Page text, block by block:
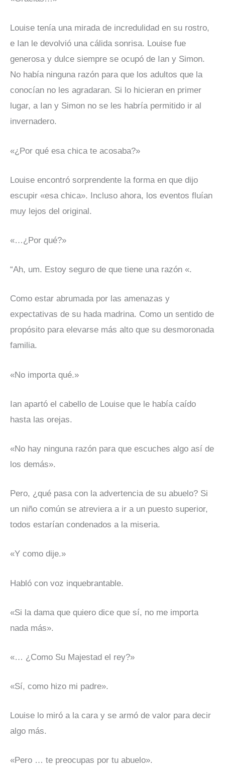
Louise tenía una mirada de incredulidad en su rostro,
e Ian le devolvió una cálida sonrisa. Louise fue
generosa y dulce siempre se ocupó de Ian y Simon.
No había ninguna razón para que los adultos que la
conocían no les agradaran. Si lo hicieran en primer
lugar, a Ian y Simon no se les habría permitido ir al
invernadero.
«¿Por qué esa chica te acosaba?»
Louise encontró sorprendente la forma en que dijo
escupir «esa chica». Incluso ahora, los eventos fluían
muy lejos del original.
«…¿Por qué?»
“Ah, um. Estoy seguro de que tiene una razón «.
Como estar abrumada por las amenazas y
expectativas de su hada madrina. Como un sentido de
propósito para elevarse más alto que su desmoronada
familia.
«No importa qué.»
Ian apartó el cabello de Louise que le había caído
hasta las orejas.
«No hay ninguna razón para que escuches algo así de
los demás».
Pero, ¿qué pasa con la advertencia de su abuelo? Si
un niño común se atreviera a ir a un puesto superior,
todos estarían condenados a la miseria.
«Y como dije.»
Habló con voz inquebrantable.
«Si la dama que quiero dice que sí, no me importa
nada más».
«… ¿Como Su Majestad el rey?»
«Sí, como hizo mi padre».
Louise lo miró a la cara y se armó de valor para decir
algo más.
«Pero … te preocupas por tu abuelo».